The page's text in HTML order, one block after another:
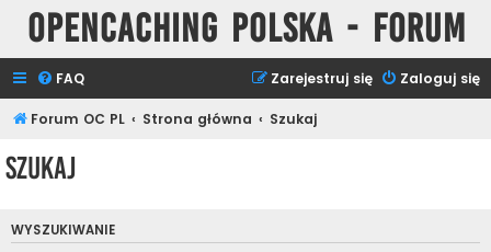
Opencaching Polska - Forum
FAQ Zaloguj się
Zarejestruj się
Forum OC PL Strona główna Szukaj
Szukaj
WYSZUKIWANIE